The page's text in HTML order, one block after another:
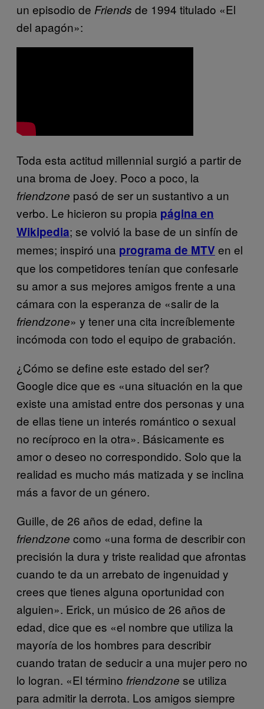
un episodio de Friends de 1994 titulado «El
del apagón»:
Toda esta actitud millennial surgió a partir de
una broma de Joey. Poco a poco, la
friendzone pasó de ser un sustantivo a un
verbo. Le hicieron su propia página en
Wikipedia; se volvió la base de un sinfín de
memes; inspiró una programa de MTV en el
que los competidores tenían que confesarle
su amor a sus mejores amigos frente a una
cámara con la esperanza de «salir de la
friendzone» y tener una cita increíblemente
incómoda con todo el equipo de grabación.
¿Cómo se define este estado del ser?
Google dice que es «una situación en la que
existe una amistad entre dos personas y una
de ellas tiene un interés romántico o sexual
no recíproco en la otra». Básicamente es
amor o deseo no correspondido. Solo que la
realidad es mucho más matizada y se inclina
más a favor de un género.
Guille, de 26 años de edad, define la
friendzone como «una forma de describir con
precisión la dura y triste realidad que afrontas
cuando te da un arrebato de ingenuidad y
crees que tienes alguna oportunidad con
alguien». Erick, un músico de 26 años de
edad, dice que es «el nombre que utiliza la
mayoría de los hombres para describir
cuando tratan de seducir a una mujer pero no
lo logran. «El término friendzone se utiliza
para admitir la derrota. Los amigos siempre